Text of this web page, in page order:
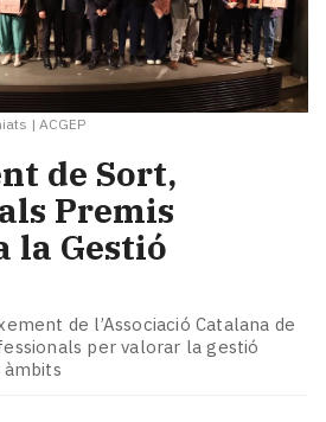
| ACGEP
de Sort,
Premis
la Gestió
de l’Associació Catalana de
per valorar la gestió